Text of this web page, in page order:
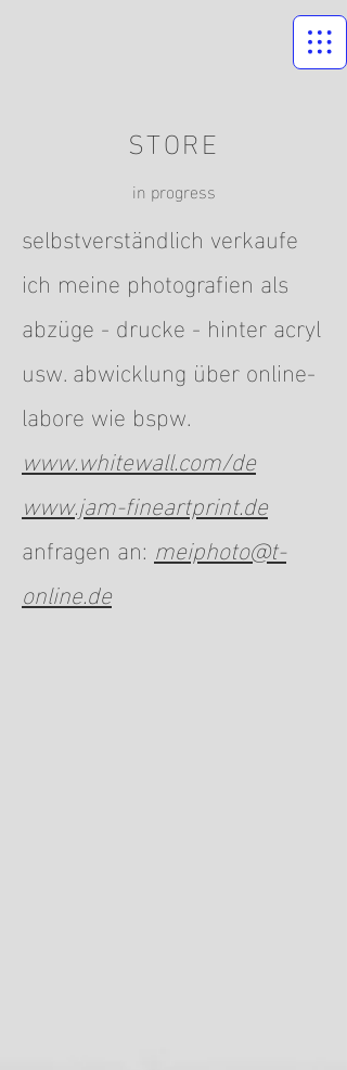
STORE
in progress
selbstverständlich verkaufe
ich meine photografien als
abzüge - drucke - hinter acryl
usw. abwicklung über online-
labore wie bspw.
www.whitewall.com/de
www.jam-fineartprint.de
anfragen an: meiphoto@t-
online.de